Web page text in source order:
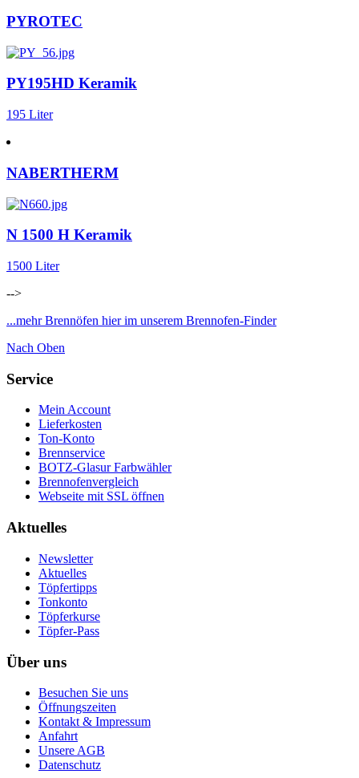
PYROTEC
PY195HD Keramik
195 Liter
NABERTHERM
N 1500 H Keramik
1500 Liter
-->
...mehr Brennöfen hier im unserem Brennofen-Finder
Nach Oben
Service
Mein Account
Lieferkosten
Ton-Konto
Brennservice
BOTZ-Glasur Farbwähler
Brennofenvergleich
Webseite mit SSL öffnen
Aktuelles
Newsletter
Aktuelles
Töpfertipps
Tonkonto
Töpferkurse
Töpfer-Pass
Über uns
Besuchen Sie uns
Öffnungszeiten
Kontakt & Impressum
Anfahrt
Unsere AGB
Datenschutz